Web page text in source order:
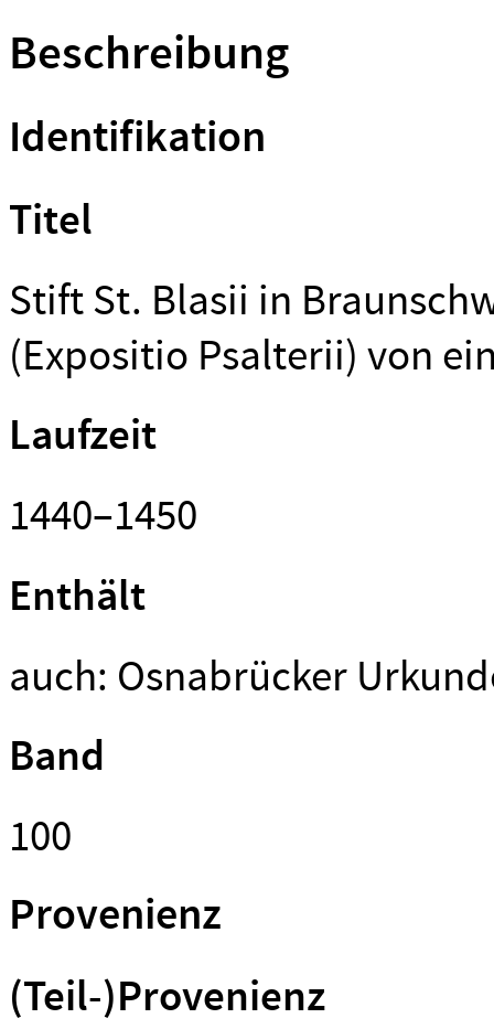
Beschreibung
Identifikation
Titel
Stift St. Blasii in
(Expositio Psalterii) von
Laufzeit
1440–1450
Enthält
auch: Osnabrücker
Band
100
Provenienz
(Teil-)Provenienz